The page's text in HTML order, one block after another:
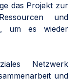
das Projekt zur
und
um es wieder
Netzwerk
und